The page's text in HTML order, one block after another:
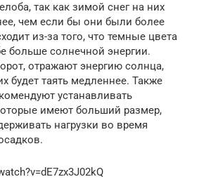
так как зимой снег на них
чем если бы они были более
из-за того, что темные цвета
больше солнечной энергии.
отражают энергию солнца,
будет таять медленнее. Также
устанавливать
имеют больший размер,
нагрузки во время